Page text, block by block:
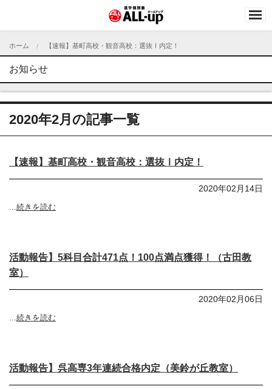
ホーム 【速報】基町高校・観音高校：選抜Ⅰ内定！
お知らせ
2020年2月の記事一覧
【速報】基町高校・観音高校：選抜Ⅰ内定！
2020年02月14日
...続きを読む
活動報告】5科目合計471点！100点満点獲得！（古田教
室）
2020年02月06日
...続きを読む
活動報告】呉高専3年連続合格内定（美鈴が丘教室）